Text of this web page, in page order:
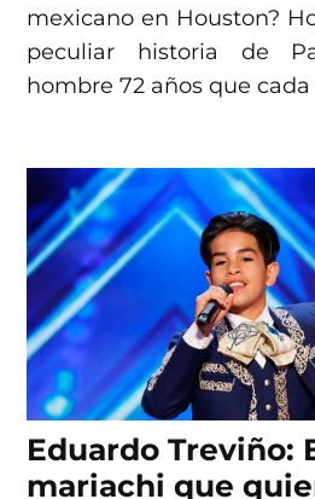
mexicano en Houston?
peculiar historia de
hombre 72 años que
Eduardo Treviño:
mariachi que